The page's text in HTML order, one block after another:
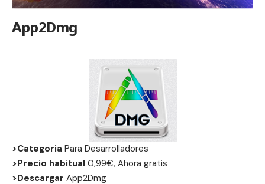
App2Dmg
>Categoria Para Desarrolladores
>Precio habitual 0,99€, Ahora gratis
>Descargar App2Dmg